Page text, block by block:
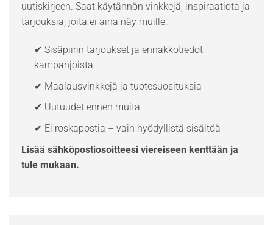
uutiskirjeen. Saat käytännön vinkkejä, inspiraatiota ja
tarjouksia, joita ei aina näy muille.
✔ Sisäpiirin tarjoukset ja ennakkotiedot
kampanjoista
✔ Maalausvinkkejä ja tuotesuosituksia
✔ Uutuudet ennen muita
✔ Ei roskapostia – vain hyödyllistä sisältöä
Lisää sähköpostiosoitteesi viereiseen kenttään ja
tule mukaan.